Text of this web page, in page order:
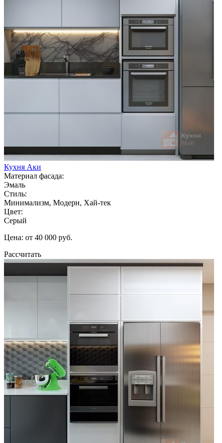
Кухня Аки
Материал фасада:
Эмаль
Стиль:
Минимализм, Модерн, Хай-тек
Цвет:
Серый
Цена: от 40 000 руб.
Рассчитать